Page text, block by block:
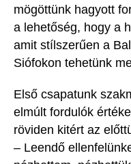
mögöttünk hagyott
a lehetőség, hogy a
amit stílszerűen a
Siófokon tehetünk
Első csapatunk
elmúlt fordulók
röviden kitért az
– Leendő